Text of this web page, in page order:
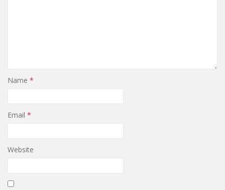
Name *
Email *
Website